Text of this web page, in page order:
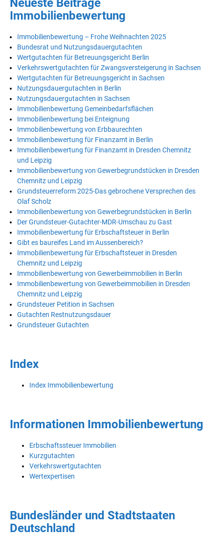
Neueste Beiträge
Immobilienbewertung
Immobilienbewertung – Frohe Weihnachten 2025
Bundesrat und Nutzungsdauergutachten
Wertgutachten für Betreuungsgericht Berlin
Verkehrswertgutachten für Zwangsversteigerung in Sachsen
Wertgutachten für Betreuungsgericht in Sachsen
Nutzungsdauergutachten in Berlin
Nutzungsdauergutachten in Sachsen
Immobilienbewertung Gemeinbedarfsflächen
Immobilienbewertung bei Enteignung
Immobilienbewertung von Erbbaurechten
Immobilienbewertung für Finanzamt in Berlin
Immobilienbewertung für Finanzamt in Dresden Chemnitz
und Leipzig
Immobilienbewertung von Gewerbegrundstücken in Dresden
Chemnitz und Leipzig
Grundsteuerreform 2025-Das gebrochene Versprechen des
Olaf Scholz
Immobilienbewertung von Gewerbegrundstücken in Berlin
Der Grundsteuer-Gutachter-MDR-Umschau zu Gast
Immobilienbewertung für Erbschaftsteuer in Berlin
Gibt es baureifes Land im Aussenbereich?
Immobilienbewertung für Erbschaftsteuer in Dresden
Chemnitz und Leipzig
Immobilienbewertung von Gewerbeimmobilien in Berlin
Immobilienbewertung von Gewerbeimmobilien in Dresden
Chemnitz und Leipzig
Grundsteuer Petition in Sachsen
Gutachten Restnutzungsdauer
Grundsteuer Gutachten
Index
Index Immobilienbewertung
Informationen Immobilienbewertung
Erbschaftssteuer Immobilien
Kurzgutachten
Verkehrswertgutachten
Wertexpertisen
Bundesländer und Stadtstaaten
Deutschland